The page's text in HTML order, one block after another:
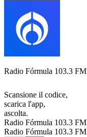
Radio Fórmula 103.3 FM
Scansione il codice,
scarica l'app,
ascolta.
Radio Fórmula 103.3
Radio Fórmula 103.3